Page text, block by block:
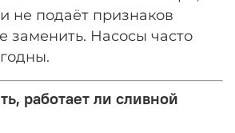
не подаёт признаков
Насосы часто
работает ли сливной